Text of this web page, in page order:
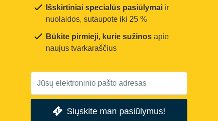
Išskirtiniai specialūs pasiūlymai ir
nuolaidos, sutaupote iki 25 %
Būkite pirmieji, kurie sužinos apie
naujus tvarkaraščius
Siųskite man pasiūlymus!